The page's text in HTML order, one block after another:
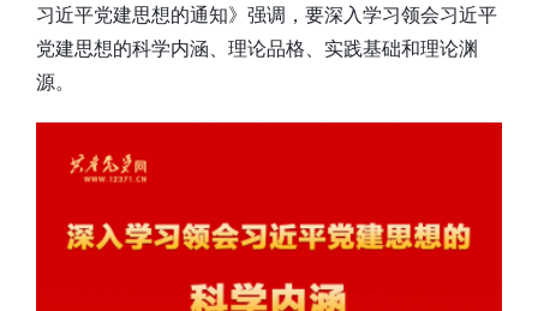
习近平党建思想的通知》强调，要深入学习领会习近平
党建思想的科学内涵、理论品格、实践基础和理论渊
源。